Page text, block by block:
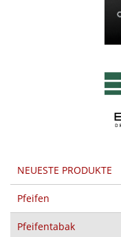
NEUESTE PRODUKTE
Pfeifen
Pfeifentabak